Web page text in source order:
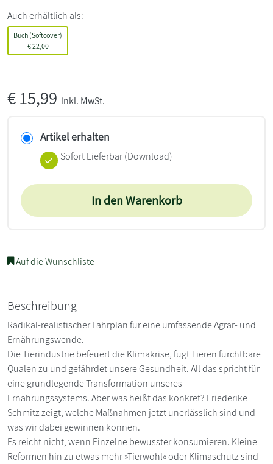
Auch erhältlich als:
Buch (Softcover)
€22,00
€15,99 inkl. MwSt.
Artikel erhalten
Sofort Lieferbar (Download)
In den Warenkorb
Auf die Wunschliste
Beschreibung
Radikal-realistischer Fahrplan für eine umfassende Agrar- und
Ernährungswende.
Die Tierindustrie befeuert die Klimakrise, fügt Tieren furchtbare
Qualen zu und gefährdet unsere Gesundheit. All das spricht für
eine grundlegende Transformation unseres
Ernährungssystems. Aber was heißt das konkret? Friederike
Schmitz zeigt, welche Maßnahmen jetzt unerlässlich sind und
was wir dabei gewinnen können.
Es reicht nicht, wenn Einzelne bewusster konsumieren. Kleine
Reformen hin zu etwas mehr »Tierwohl« oder Klimaschutz sind